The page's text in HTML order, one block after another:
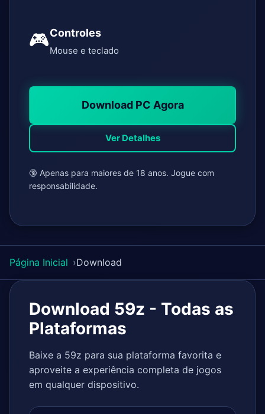
🎮Controles
Mouse e teclado
Download PC Agora
Ver Detalhes
🔞 Apenas para maiores de 18 anos. Jogue com
responsabilidade.
Página Inicial Download
Download 59z - Todas as
Plataformas
Baixe a 59z para sua plataforma favorita e
aproveite a experiência completa de jogos
em qualquer dispositivo.